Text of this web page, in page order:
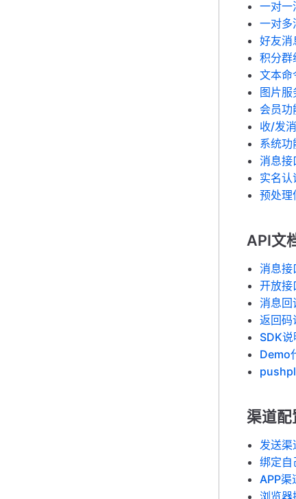
一对一
一对多
好友消
积分群
文本命
图片服
会员功
收/发
系统功
消息接
实名认
预处理
API文
消息接
开放接
消息回
返回码
SDK说
Demo
渠道配
发送渠
绑定自
APP渠
浏览器